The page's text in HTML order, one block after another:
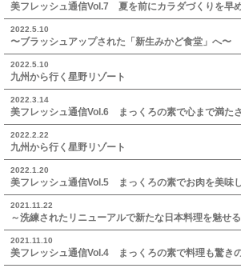
美フレッシュ通信Vol.7 夏を前にカラダづくりを早
2022.5.10
〜ブラッシュアップされた「新生みかど食堂」へ〜
2022.5.10
九州から行く星野リゾート
2022.3.14
美フレッシュ通信Vol.6 まっくろの素で心まで満た
2022.2.22
九州から行く星野リゾート
2022.1.20
美フレッシュ通信Vol.5 まっくろの素でお肉を美味
2021.11.22
～洗練されたリニューアルで新たな日本料理を魅せ
2021.11.10
美フレッシュ通信Vol.4 まっくろの素で料理も驚き